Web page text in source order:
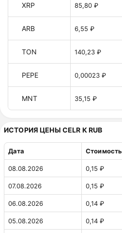
XRP 85,80 ₽
ARB 6,55 ₽
TON 140,23 ₽
PEPE 0,00023 ₽
MNT 35,15 ₽
ИСТОРИЯ ЦЕНЫ CELR К RUB
Дата Стоимость
08.08.2026 0,15 ₽
07.08.2026 0,15 ₽
06.08.2026 0,14 ₽
05.08.2026 0,14 ₽